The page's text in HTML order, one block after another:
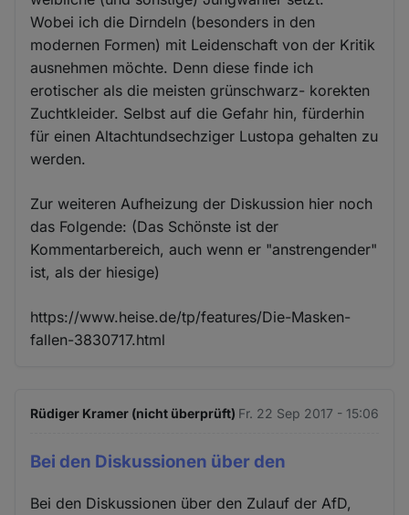
Wobei ich die Dirndeln (besonders in den
modernen Formen) mit Leidenschaft von der Kritik
ausnehmen möchte. Denn diese finde ich
erotischer als die meisten grünschwarz- korekten
Zuchtkleider. Selbst auf die Gefahr hin, fürderhin
für einen Altachtundsechziger Lustopa gehalten zu
werden.
Zur weiteren Aufheizung der Diskussion hier noch
das Folgende: (Das Schönste ist der
Kommentarbereich, auch wenn er "anstrengender"
ist, als der hiesige)
https://www.heise.de/tp/features/Die-Masken-
fallen-3830717.html
Rüdiger Kramer (nicht überprüft) Fr. 22 Sep 2017 - 15:06
Bei den Diskussionen über den
Bei den Diskussionen über den Zulauf der AfD,